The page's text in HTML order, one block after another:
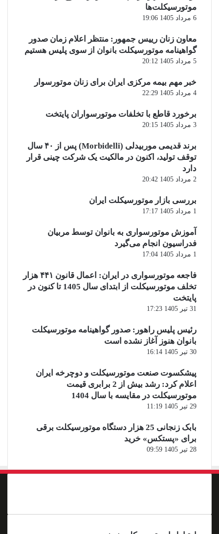
موتورسیکلت‌ها
6 مرداد 1405 19:06
معاون زنان رییس جمهور: منتظر اعلام زمان صدور
گواهینامه موتورسیکلت بانوان از سوی پلیس هستیم
5 مرداد 1405 20:12
خبر مهم بیمه مرکزی ایران برای زنان موتورسوار
4 مرداد 1405 22:29
برخورد قاطع با تخلفات موتورسواران پایتخت
3 مرداد 1405 20:15
برند قدیمی موربیدلی (Morbidelli) پس از ۴۰ سال
توقف تولید، اکنون در مالکیت یک شرکت چینی قرار
دارد
2 مرداد 1405 20:42
بررسی بازار موتورسیکلت ایران
1 مرداد 1405 17:17
آموزش موتورسواری به بانوان توسط مربیان
فدراسیون انجام می‌گیرد
1 مرداد 1405 17:04
فاجعه موتورسواری در ایران: اعمال قانون ۴۴۱ هزار
تخلف موتورسیکلت از ابتدای سال 1405 تا کنون در
پایتخت
31 تیر 1405 17:23
رئیس پلیس راهور: صدور گواهینامه موتورسیکلت
بانوان هنوز آغاز نشده است
30 تیر 1405 16:14
پیشکسوت صنعت موتورسیکلت و دوچرخه ایران
اعلام کرد: رشد بیش از 2 برابری قیمت
موتورسیکلت در مقایسه با سال 1404
29 تیر 1405 11:19
بابک زنجانی 25 هزار دستگاه موتورسیکلت برقی
برای «پستکس» خرید
28 تیر 1405 09:59